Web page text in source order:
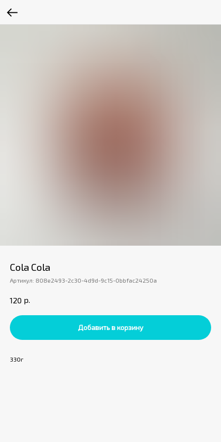
Cola Сola
Артикул: 808e2493-2c30-4d9d-9c15-0bbfac24250a
120 р.
Добавить в корзину
330г